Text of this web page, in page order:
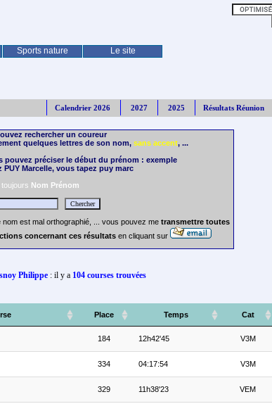
Sports nature Le site
Calendrier 2026 2027 2025 Résultats Réunion
rechercher un coureur
quelques lettres de son nom, sans accent, ...
pouvez préciser le début du prénom : exemple
PUY Marcelle, vous tapez puy marc
toujours Nom Prénom
est mal orthographié, ... vous pouvez me transmettre toutes
concernant ces résultats en cliquant sur
Philippe : il y a 104 courses trouvées
Place Temps Cat
184 12h42'45 V3M
334 04:17:54 V3M
329 11h38'23 VEM